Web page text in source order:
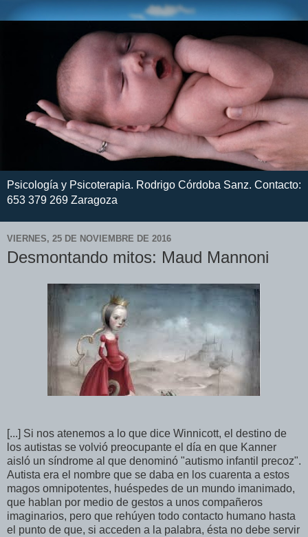
Psicología y Psicoterapia. Rodrigo Córdoba Sanz. Contacto:
653 379 269 Zaragoza
VIERNES, 25 DE NOVIEMBRE DE 2016
Desmontando mitos: Maud Mannoni
[...] Si nos atenemos a lo que dice Winnicott, el destino de
los autistas se volvió preocupante el día en que Kanner
aisló un síndrome al que denominó "autismo infantil precoz".
Autista era el nombre que se daba en los cuarenta a estos
magos omnipotentes, huéspedes de un mundo imanimado,
que hablan por medio de gestos a unos compañeros
imaginarios, pero que rehúyen todo contacto humano hasta
el punto de que, si acceden a la palabra, ésta no debe servir